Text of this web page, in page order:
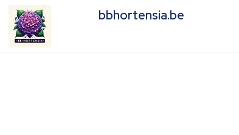
bbhortensia.be